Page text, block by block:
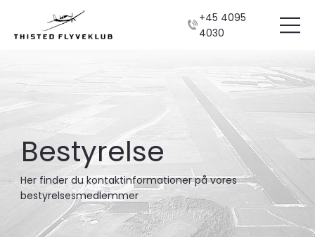
+45 4095
4030
Bestyrelse
Her finder du kontaktinformationer på vores
bestyrelsesmedlemmer